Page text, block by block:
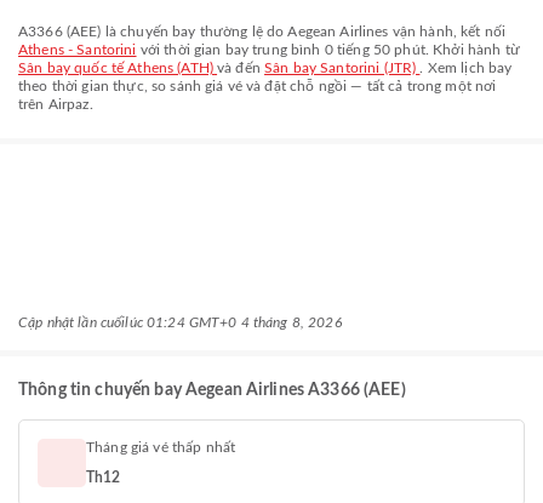
A3366(AEE) là chuyến bay thường lệ doAegean Airlines vận hành, kết nối
Athens - Santorini với thời gian bay trung bình 0 tiếng 50 phút. Khởi hành từ
Sân bay quốc tế Athens (ATH)và đếnSân bay Santorini (JTR)
. Xem lịch bay
theo thời gian thực, so sánh giá vé và đặt chỗ ngồi — tất cả trong một nơi
trên Airpaz.
Cập nhật lần cuốilúc 01:24 GMT+0 4 tháng 8, 2026
Thông tin chuyến bay Aegean Airlines A3366 (AEE)
Tháng giá vé thấp nhất
Th12